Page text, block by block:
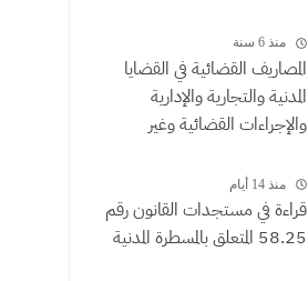
منذ 6 سنة
المصاريف القضائية في القضايا
المدنية والتجارية والإدارية
والإجراءات القضائية وغير
الموثقون
منذ 14 أيام
​قراءة في مستجدات القانون رقم
58.25 المتعلق بالمسطرة المدنية